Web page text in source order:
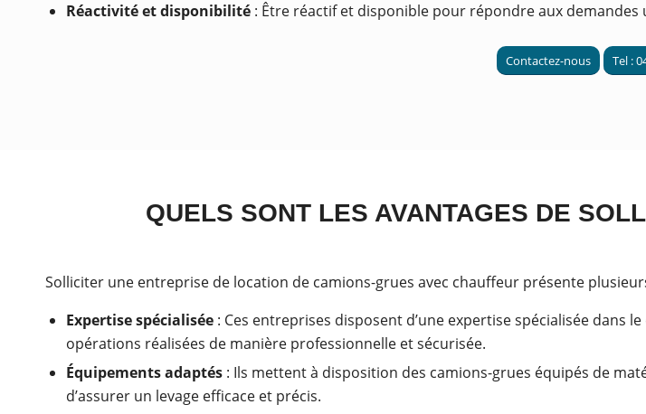
Réactivité et disponibilité : Être réactif et disponible pour répondre aux
Contactez-nous Tel :
QUELS SONT LES AVANTAGES DE
Solliciter une entreprise de location de camions-grues avec chauffeur présente
Expertise spécialisée : Ces entreprises disposent d’une expertise spécialisée dans
opérations réalisées de manière professionnelle et sécurisée.
Équipements adaptés : Ils mettent à disposition des camions-grues équipés de
d’assurer un levage efficace et précis.